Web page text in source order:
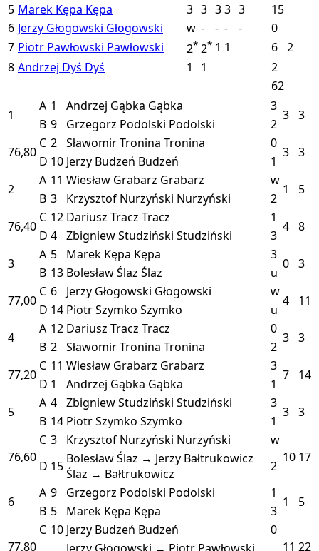
5 Marek Kępa Kępa 3 3 33 3
15
6 Jerzy Głogowski Głogowski w - - - -
0
7 Piotr Pawłowski Pawłowski 2* 2* 1 1 6 2
8 Andrzej Dyś Dyś 1 1
2
62
1
A 1 Andrzej Gąbka Gąbka 3
3 3
B 9 Grzegorz Podolski Podolski
2
76,80
C 2 Sławomir Tronina Tronina 0
3 3
D 10 Jerzy Budzeń Budzeń
1
2
A 11 Wiesław Grabarz Grabarz w
1 5
B 3 Krzysztof Nurzyński Nurzyński
2
76,40
C 12 Dariusz Tracz Tracz 1
4 8
D 4 Zbigniew Studziński Studziński
3
3
A 5 Marek Kępa Kępa 3
0 3
B 13 Bolesław Ślaz Ślaz
u
77,00
C 6 Jerzy Głogowski Głogowski w
4 11
D 14 Piotr Szymko Szymko
u
4
A 12 Dariusz Tracz Tracz 0
3 3
B 2 Sławomir Tronina Tronina
2
77,20
C 11 Wiesław Grabarz Grabarz 3
7 14
D 1 Andrzej Gąbka Gąbka
1
5
A 4 Zbigniew Studziński Studziński 3
3 3
B 14 Piotr Szymko Szymko 1
76,60
C 3 Krzysztof Nurzyński Nurzyński
w
10 17
D 15 Bolesław Ślaz → Jerzy Bałtrukowicz
Ślaz → Bałtrukowicz
2
6
A 9 Grzegorz Podolski Podolski 1
1 5
B 5 Marek Kępa Kępa 3
77,80
C 10 Jerzy Budzeń Budzeń
0
11 22